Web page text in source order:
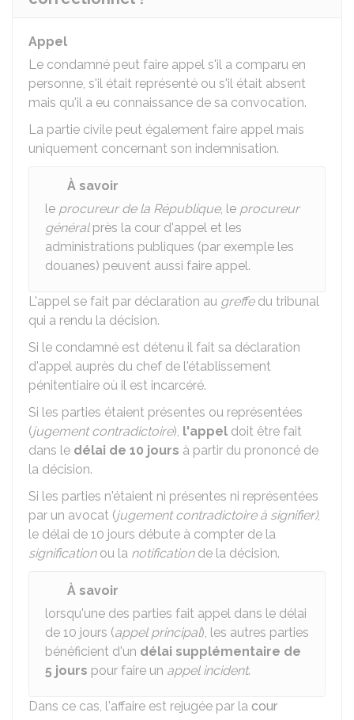
Appel
Le condamné peut faire appel s'il a comparu en
personne, s'il était représenté ou s'il était absent
mais qu'il a eu connaissance de sa convocation.
La partie civile peut également faire appel mais
uniquement concernant son indemnisation.
À savoir
le procureur de la République, le procureur
généralprès la cour d'appel et les
administrations publiques (par exemple les
douanes) peuvent aussi faire appel.
L'appel se fait par déclaration au greffedu tribunal
qui a rendu la décision.
Si le condamné est détenu il fait sa déclaration
d'appel auprès du chef de l'établissement
pénitentiaire où il est incarcéré.
Si les parties étaient présentes ou représentées
(jugement contradictoire), l'appel doit être fait
dans le délai de 10 jours à partir du prononcé de
la décision.
Si les parties n'étaient ni présentes ni représentées
par un avocat (jugement contradictoire à signifier),
le délai de 10 jours débute à compter de la
significationou la notificationde la décision.
À savoir
lorsqu'une des parties fait appel dans le délai
de 10 jours (appel principal), les autres parties
bénéficient d'un délai supplémentaire de
5 jours pour faire un appel incident.
Dans ce cas, l'affaire est rejugée par la cour